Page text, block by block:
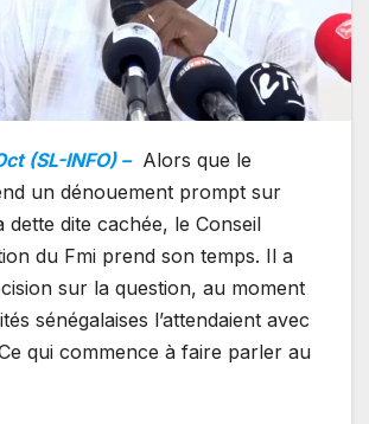
(SL-INFO) – Alors que le
un dénouement prompt sur
dette dite cachée, le Conseil
du Fmi prend son temps. Il a
sur la question, au moment
sénégalaises l’attendaient avec
qui commence à faire parler au